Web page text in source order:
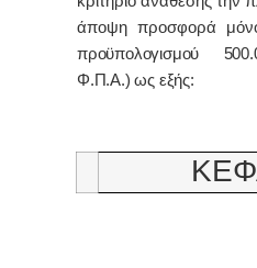
άποψη προσφορά μόνο
προϋπολογισμού
Φ.Π.Α.) ως εξής: